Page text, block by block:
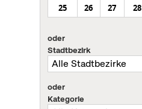
25
26 27 28
oder
Stadtbezirk
oder
Kategorie